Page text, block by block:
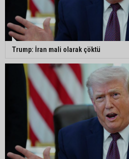
Trump: İran mali olarak çöktü